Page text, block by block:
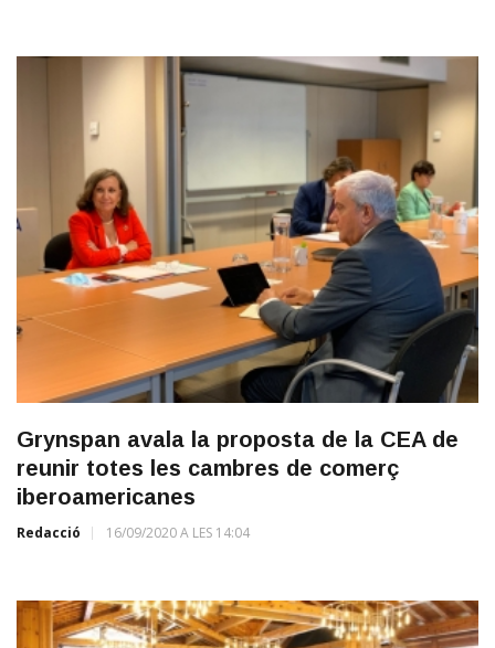
Grynspan avala la proposta de la CEA de
reunir totes les cambres de comerç
iberoamericanes
Redacció 16/09/2020 A LES 14:04